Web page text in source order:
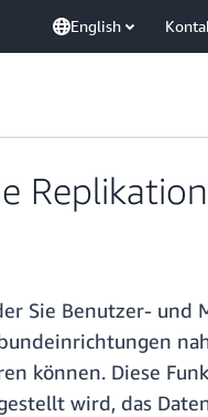
English
Sie Benutzer- und
können. Diese
wird, das